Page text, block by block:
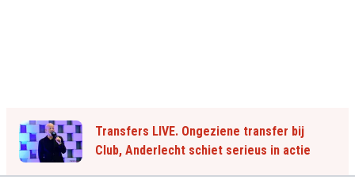
Transfers LIVE. Ongeziene transfer bij
Club, Anderlecht schiet serieus in actie